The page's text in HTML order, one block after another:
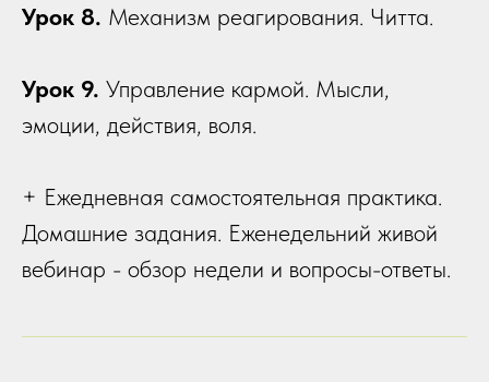
Урок 8. Механизм реагирования. Читта.
Урок 9. Управление кармой. Мысли,
эмоции, действия, воля.
+ Ежедневная самостоятельная практика.
Домашние задания. Еженедельний живой
вебинар - обзор недели и вопросы-ответы.